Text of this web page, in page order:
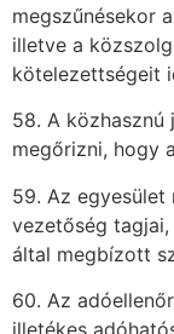
megszűnésekor
illetve a
kötelezettségeit
58. A közhasznú
megőrizni, hogy
59. Az
vezetőség
által megbízott
60. Az